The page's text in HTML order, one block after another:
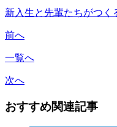
新入生と先輩たちがつ
前へ
一覧へ
次へ
おすすめ関連記事